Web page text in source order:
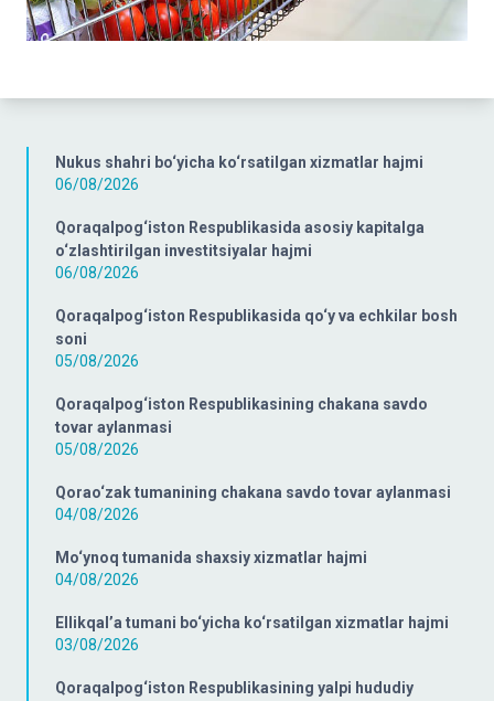
Nukus shahri bo‘yicha ko‘rsatilgan xizmatlar hajmi
06/08/2026
Qoraqalpog‘iston Respublikasida asosiy kapitalga
o‘zlashtirilgan investitsiyalar hajmi
06/08/2026
Qoraqalpog‘iston Respublikasida qo‘y va echkilar bosh
soni
05/08/2026
Qoraqalpog‘iston Respublikasining chakana savdo
tovar aylanmasi
05/08/2026
Qorao‘zak tumanining chakana savdo tovar aylanmasi
04/08/2026
Mo‘ynoq tumanida shaxsiy xizmatlar hajmi
04/08/2026
Ellikqal’a tumani bo‘yicha ko‘rsatilgan xizmatlar hajmi
03/08/2026
Qoraqalpog‘iston Respublikasining yalpi hududiy